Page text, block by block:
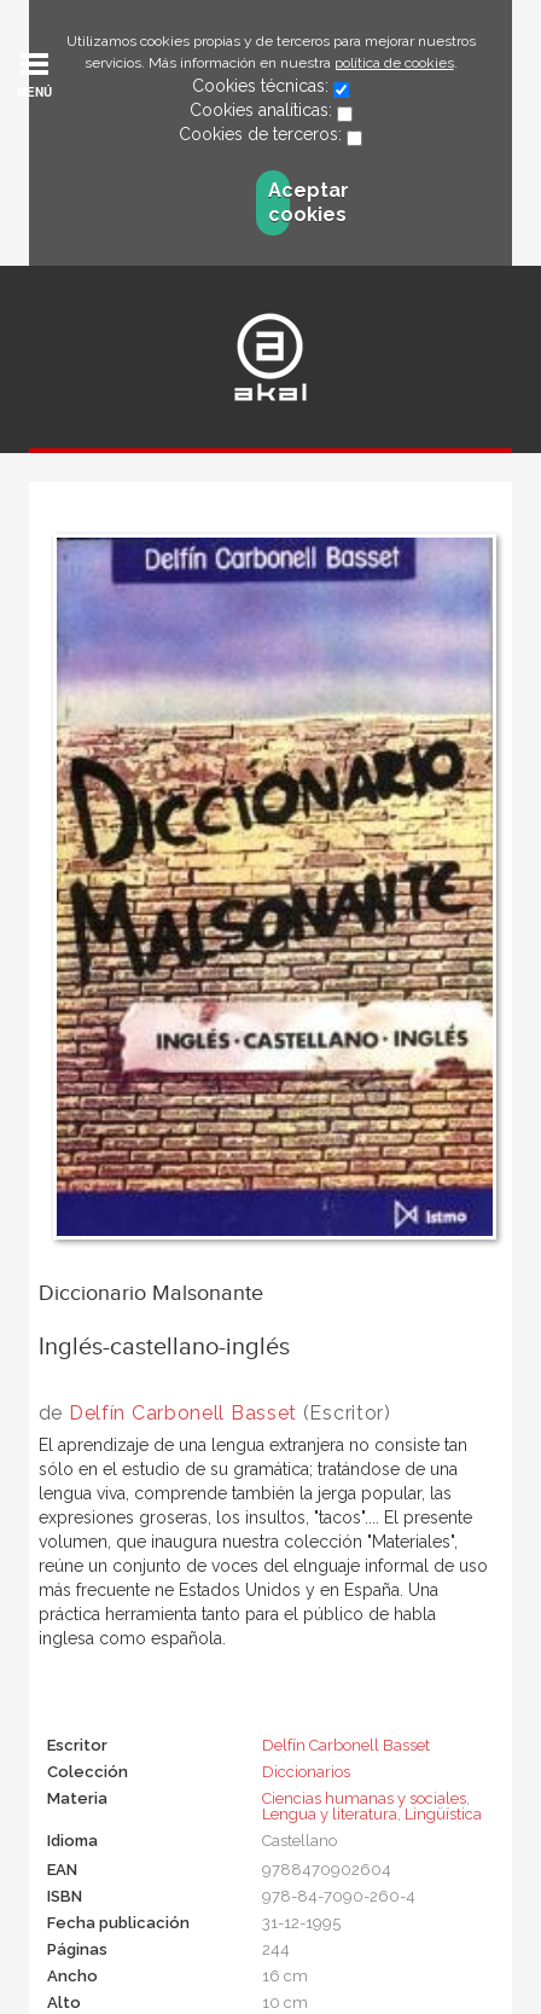
Utilizamos cookies propias y de terceros para mejorar nuestros
servicios. Más información en nuestra política de cookies.
Cookies técnicas:
Cookies analíticas:
Cookies de terceros:
Aceptar
cookies
MENÚ
Diccionario Malsonante
Inglés-castellano-inglés
de Delfín Carbonell Basset (Escritor)
El aprendizaje de una lengua extranjera no consiste tan
sólo en el estudio de su gramática; tratándose de una
lengua viva, comprende también la jerga popular, las
expresiones groseras, los insultos, "tacos".... El presente
volumen, que inaugura nuestra colección "Materiales",
reúne un conjunto de voces del elnguaje informal de uso
más frecuente ne Estados Unidos y en España. Una
práctica herramienta tanto para el público de habla
inglesa como española.
Escritor
Delfín Carbonell Basset
Colección
Diccionarios
Materia
Ciencias humanas y sociales,
Lengua y literatura, Lingüística
Idioma
Castellano
EAN
9788470902604
ISBN
978-84-7090-260-4
Fecha publicación
31-12-1995
Páginas
244
Ancho
16 cm
Alto
10 cm